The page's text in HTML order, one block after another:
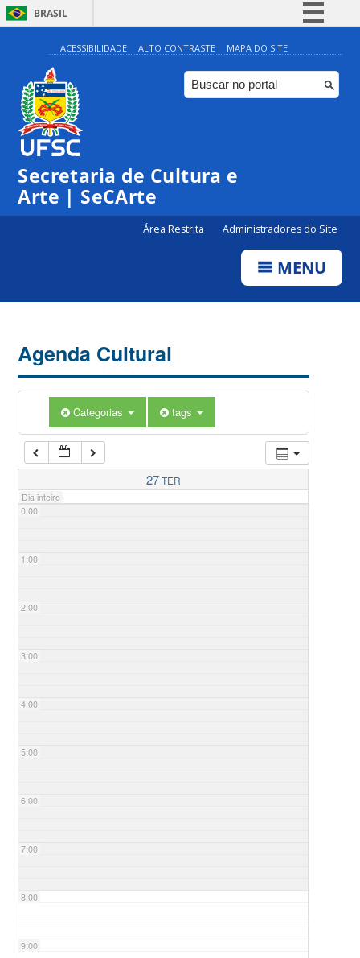
BRASIL
Simplifique!
Comunica BR
Participe
ACESSIBILIDADE ALTO CONTRASTE MAPA DO SITE
Secretaria de Cultura e
Arte | SeCArte
Área Restrita Administradores do Site
MENU
Agenda Cultural
Categorias tags
27TER
Dia inteiro
0:00
1:00
2:00
3:00
4:00
5:00
6:00
7:00
8:00
9:00